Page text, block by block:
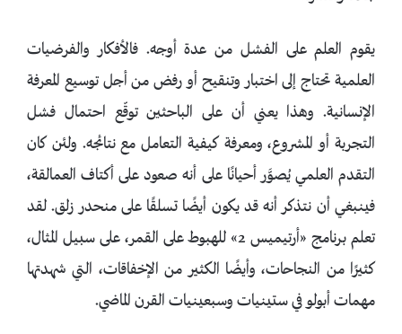
يقوم العلم على الفشل من عدة أوجه. فالأفكار والفرضيات
العلمية تحتاج إلى اختبار وتنقيح أو رفض من أجل توسيع المعرفة
الإنسانية. وهذا يعني أن على الباحثين توقّع احتمال فشل
التجربة أو المشروع، ومعرفة كيفية التعامل مع نتائجه. ولئن كان
التقدم العلمي يُصوَّر أحيانًا على أنه صعود على أكتاف العمالقة،
فينبغي أن نتذكر أنه قد يكون أيضًا تسلقًا على منحدر زلق. لقد
تعلم برنامج «أرتيميس 2» للهبوط على القمر، على سبيل المثال،
كثيرًا من النجاحات، وأيضًا الكثير من الإخفاقات، التي شهدتها
مهمات أبولو في ستينيات وسبعينيات القرن الماضي.